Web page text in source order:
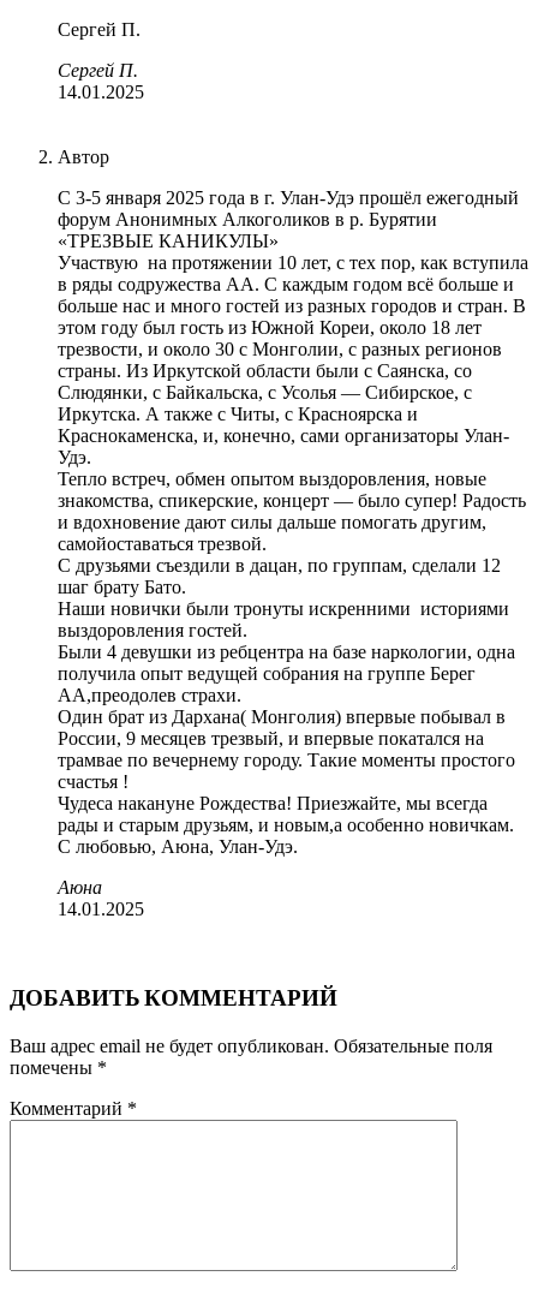
Сергей П.
Сергей П.
14.01.2025
Автор
С 3-5 января 2025 года в г. Улан-Удэ прошёл ежегодный
форум Анонимных Алкоголиков в р. Бурятии
«ТРЕЗВЫЕ КАНИКУЛЫ»
Участвую на протяжении 10 лет, с тех пор, как вступила
в ряды содружества АА. С каждым годом всё больше и
больше нас и много гостей из разных городов и стран. В
этом году был гость из Южной Кореи, около 18 лет
трезвости, и около 30 с Монголии, с разных регионов
страны. Из Иркутской области были с Саянска, со
Слюдянки, с Байкальска, с Усолья — Сибирское, с
Иркутска. А также с Читы, с Красноярска и
Краснокаменска, и, конечно, сами организаторы Улан-
Удэ.
Тепло встреч, обмен опытом выздоровления, новые
знакомства, спикерские, концерт — было супер! Радость
и вдохновение дают силы дальше помогать другим,
самойоставаться трезвой.
С друзьями съездили в дацан, по группам, сделали 12
шаг брату Бато.
Наши новички были тронуты искренними историями
выздоровления гостей.
Были 4 девушки из ребцентра на базе наркологии, одна
получила опыт ведущей собрания на группе Берег
АА,преодолев страхи.
Один брат из Дархана( Монголия) впервые побывал в
России, 9 месяцев трезвый, и впервые покатался на
трамвае по вечернему городу. Такие моменты простого
счастья !
Чудеса накануне Рождества! Приезжайте, мы всегда
рады и старым друзьям, и новым,а особенно новичкам.
С любовью, Аюна, Улан-Удэ.
Аюна
14.01.2025
ДОБАВИТЬ КОММЕНТАРИЙ
Ваш адрес email не будет опубликован. Обязательные поля
помечены *
Комментарий *